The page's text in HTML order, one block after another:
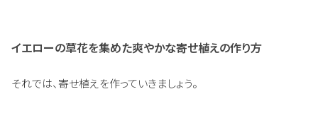
イエローの草花を集めた爽やかな寄せ植えの作り方
それでは、寄せ植えを作っていきましょう。